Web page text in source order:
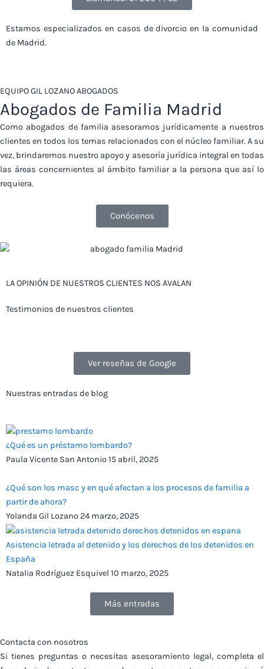
Estamos especializados en casos de divorcio en la comunidad
de Madrid.
EQUIPO GIL LOZANO ABOGADOS
Abogados de Familia Madrid
Como abogados de familia asesoramos jurídicamente a nuestros
clientes en todos los temas relacionados con el núcleo familiar. A su
vez, brindaremos nuestro apoyo y asesoría jurídica integral en todas
las áreas concernientes al ámbito familiar a la persona que así lo
requiera.
Conócenos
LA OPINIÓN DE NUESTROS CLIENTES NOS AVALAN
Testimonios de nuestros clientes
Ver reseñas de Google
Nuestras entradas de blog
¿Qué es un préstamo lombardo?
Paula Vicente San Antonio15 abril, 2025
¿Qué son los masc y en qué afectan a los procesos de familia a
partir de ahora?
Yolanda Gil Lozano 24 marzo, 2025
Asistencia letrada al detenido y los derechos de los detenidos en
España
Natalia Rodríguez Esquivel 10 marzo, 2025
Más entradas
Contacta con nosotros
Si tienes preguntas o necesitas asesoramiento legal, completa el